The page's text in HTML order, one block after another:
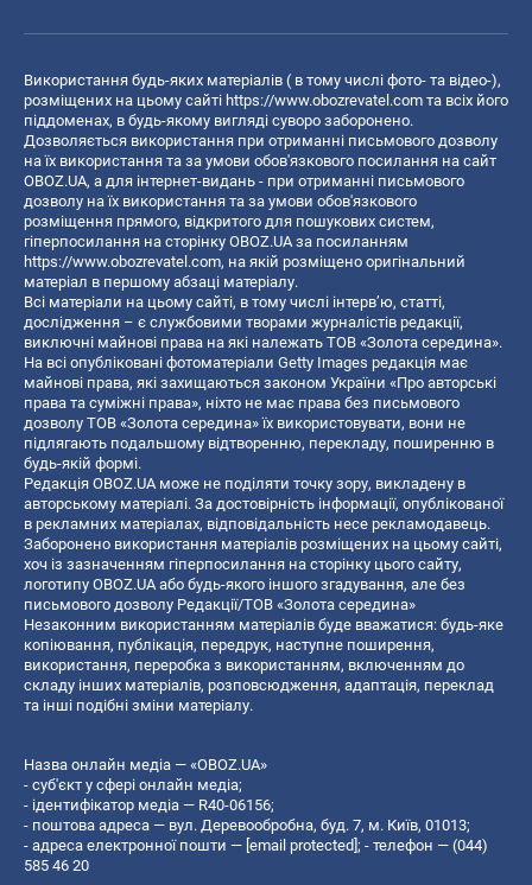
Використання будь-яких матеріалів ( в тому числі фото- та відео-),
розміщених на цьому сайті https://www.obozrevatel.com та всіх його
піддоменах, в будь-якому вигляді суворо заборонено.
Дозволяється використання при отриманні письмового дозволу
на їх використання та за умови обов'язкового посилання на сайт
OBOZ.UA, а для інтернет-видань - при отриманні письмового
дозволу на їх використання та за умови обов'язкового
розміщення прямого, відкритого для пошукових систем,
гіперпосилання на сторінку OBOZ.UA за посиланням
https://www.obozrevatel.com, на якій розміщено оригінальний
матеріал в першому абзаці матеріалу.
Всі матеріали на цьому сайті, в тому числі інтерв’ю, статті,
дослідження – є службовими творами журналістів редакції,
виключні майнові права на які належать ТОВ «Золота середина».
На всі опубліковані фотоматеріали Getty Images редакція має
майнові права, які захищаються законом України «Про авторські
права та суміжні права», ніхто не має права без письмового
дозволу ТОВ «Золота середина» їх використовувати, вони не
підлягають подальшому відтворенню, перекладу, поширенню в
будь-якій формі.
Редакція OBOZ.UA може не поділяти точку зору, викладену в
авторському матеріалі. За достовірність інформації, опублікованої
в рекламних матеріалах, відповідальність несе рекламодавець.
Заборонено використання матеріалів розміщених на цьому сайті,
хоч із зазначенням гіперпосилання на сторінку цього сайту,
логотипу OBOZ.UA або будь-якого іншого згадування, але без
письмового дозволу Редакції/ТОВ «Золота середина»
Незаконним використанням матеріалів буде вважатися: будь-яке
копiювання, публiкацiя, передрук, наступне поширення,
використання, переробка з використанням, включенням до
складу інших матеріалів, розповсюдження, адаптація, переклад
та інші подібні зміни матеріалу.
Назва онлайн медіа — «OBOZ.UA»
- суб'єкт у сфері онлайн медіа;
- ідентифікатор медіа — R40-06156;
- поштова адреса — вул. Деревообробна, буд. 7, м. Київ, 01013;
- адреса електронної пошти — [email protected]; - телефон — (044)
585 46 20